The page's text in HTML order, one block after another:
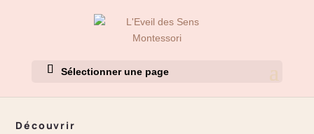
Sélectionner une page
Découvrir